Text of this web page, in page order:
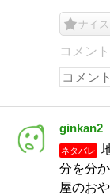
ナイス
コメン
ginkan2
ネタバレ
分を分
屋のお